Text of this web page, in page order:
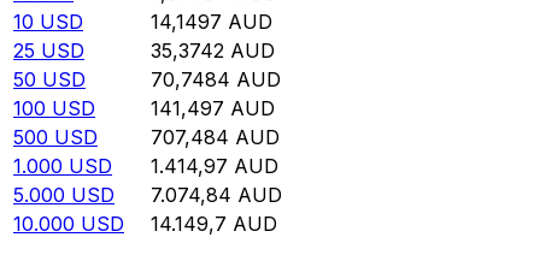
10 USD 14,1497 AUD
25 USD 35,3742 AUD
50 USD 70,7484 AUD
100 USD 141,497 AUD
500 USD 707,484 AUD
1.000 USD 1.414,97 AUD
5.000 USD 7.074,84 AUD
10.000 USD 14.149,7 AUD